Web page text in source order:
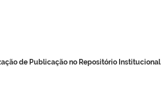
de Publicação no Repositório Institucional